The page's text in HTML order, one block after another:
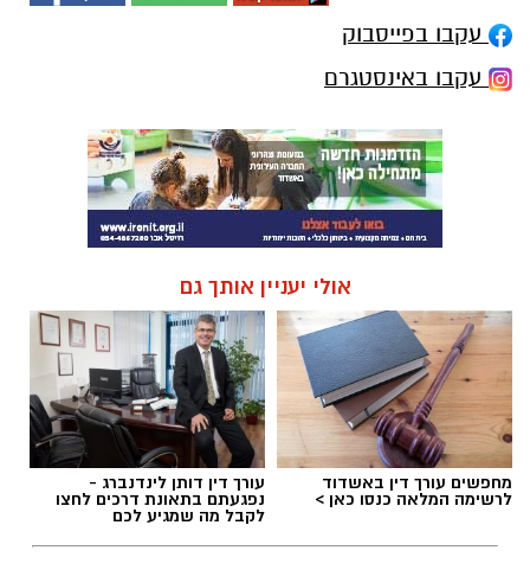
עקבו בפייסבוק
עקבו באינסטגרם
אולי יעניין אותך גם
מחפשים עורך דין באשדוד
לרשימה המלאה כנסו כאן >
עורך דין דותן לינדנברג -
נפגעתם בתאונת דרכים לחצו
לקבל מה שמגיע לכם